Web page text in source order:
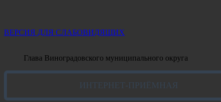
ВЕРСИЯ ДЛЯ СЛАБОВИДЯЩИХ
Глава Виноградовского муниципального округа
ИНТЕРНЕТ-ПРИЁМНАЯ